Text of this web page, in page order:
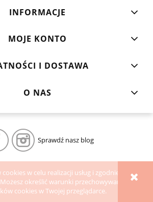
w celu realizacji usług i zgodnie z
określić warunki przechowywania
cookies w Twojej przeglądarce.
INFORMACJE
MOJE KONTO
I DOSTAWA
O NAS
Sprawdź nasz blog
PEŁNĄ WERSJĘ STRONY
internetowy Shoper.pl